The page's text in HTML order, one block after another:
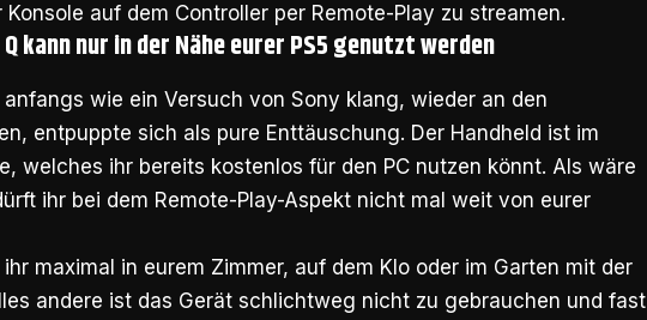
auf dem Controller per Remote-Play zu streamen.
kann nur in der Nähe eurer PS5 genutzt werden
wie ein Versuch von Sony klang, wieder an den
entpuppte sich als pure Enttäuschung. Der Handheld ist im
welches ihr bereits kostenlos für den PC nutzen könnt. Als wäre
ihr bei dem Remote-Play-Aspekt nicht mal weit von eurer
maximal in eurem Zimmer, auf dem Klo oder im Garten mit der
andere ist das Gerät schlichtweg nicht zu gebrauchen und fast